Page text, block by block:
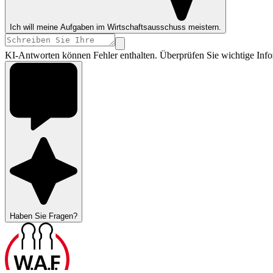
Ich will meine Aufgaben im Wirtschaftsausschuss meistern.
KI-Antworten können Fehler enthalten. Überprüfen Sie wichtige
Haben Sie Fragen?